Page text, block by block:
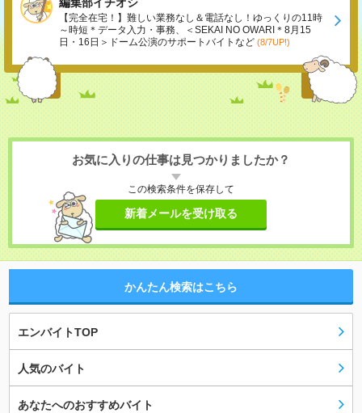
【完全在宅！】難しい業務なし＆電話なし！ゆっくりの11時
～時短＊データ入力・事務、＜SEKAI NO OWARI＊8月15
日・16日＞ドーム公演のサポートバイトなど (8/7UP!)
お気に入りの仕事は見つかりましたか？
この検索条件を保存して
新着メールを受け取る
かんたん検索はこちら
エンバイトTOP
人気のバイト
あなたへのおすすめバイト